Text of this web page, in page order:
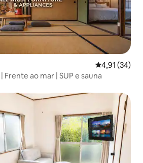
4,91 de uma
4,91 (34)
Frente ao mar | SUP e sauna